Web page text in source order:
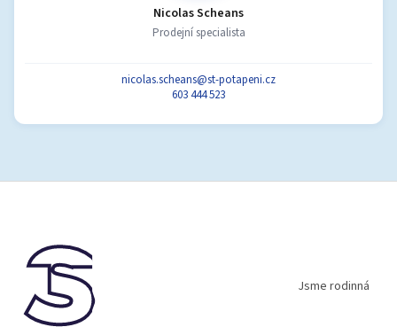
Nicolas Scheans
Prodejní specialista
nicolas.scheans@st-potapeni.cz
603 444 523
Jsme rodinná